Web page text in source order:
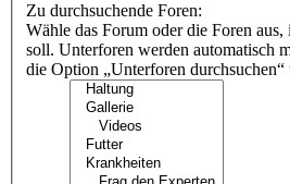
Zu durchsuchende Foren:
Wähle das Forum oder die Foren aus,
soll. Unterforen werden automatisch
die Option „Unterforen